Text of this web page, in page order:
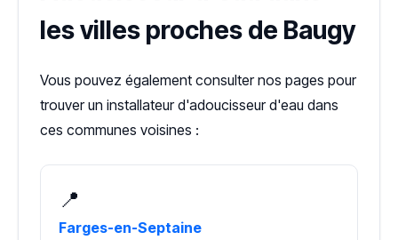
les villes proches de Baugy
Vous pouvez également consulter nos pages pour
trouver un installateur d'adoucisseur d'eau dans
ces communes voisines :
📍
Farges-en-Septaine